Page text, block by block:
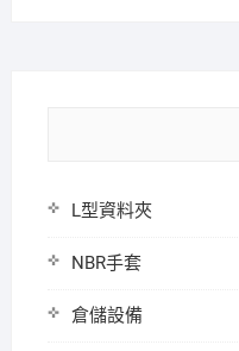
L型資料夾
NBR手套
倉儲設備